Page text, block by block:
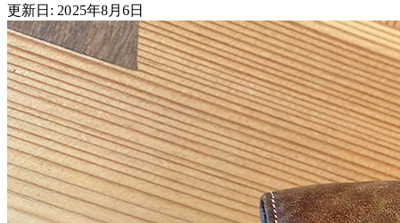
更新日: 2025年8月6日